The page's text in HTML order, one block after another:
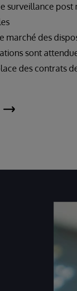
surveillance
marché des
sont
des contrats